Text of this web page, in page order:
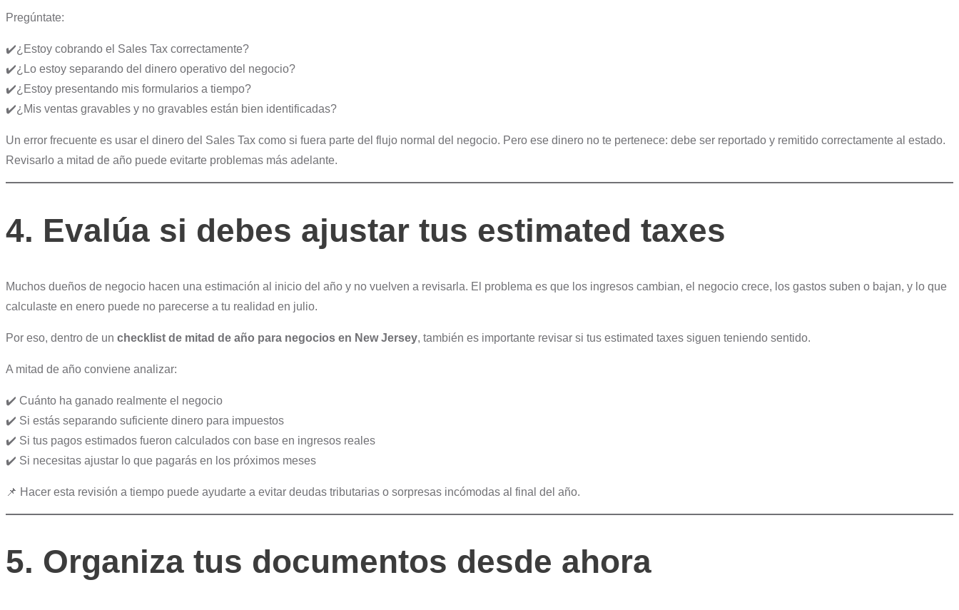
Pregúntate:
✔️¿Estoy cobrando el Sales Tax correctamente?
✔️¿Lo estoy separando del dinero operativo del negocio?
✔️¿Estoy presentando mis formularios a tiempo?
✔️¿Mis ventas gravables y no gravables están bien identificadas?
Un error frecuente es usar el dinero del Sales Tax como si fuera parte del flujo normal del negocio. Pero ese dinero no te pertenece: debe ser reportado y remitido correctamente al estado.
Revisarlo a mitad de año puede evitarte problemas más adelante.
4. Evalúa si debes ajustar tus estimated taxes
Muchos dueños de negocio hacen una estimación al inicio del año y no vuelven a revisarla. El problema es que los ingresos cambian, el negocio crece, los gastos suben o bajan, y lo que
calculaste en enero puede no parecerse a tu realidad en julio.
Por eso, dentro de un checklist de mitad de año para negocios en New Jersey, también es importante revisar si tus estimated taxes siguen teniendo sentido.
A mitad de año conviene analizar:
✔️ Cuánto ha ganado realmente el negocio
✔️ Si estás separando suficiente dinero para impuestos
✔️ Si tus pagos estimados fueron calculados con base en ingresos reales
✔️ Si necesitas ajustar lo que pagarás en los próximos meses
📌 Hacer esta revisión a tiempo puede ayudarte a evitar deudas tributarias o sorpresas incómodas al final del año.
5. Organiza tus documentos desde ahora